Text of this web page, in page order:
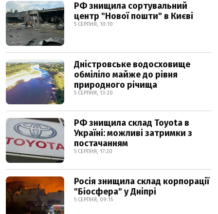
РФ знищила сортувальний
центр "Нової пошти" в Києві
5 СЕРПНЯ, 10:10
Дністровське водосховище
обміліло майже до рівня
природного річища
5 СЕРПНЯ, 13:20
РФ знищила склад Toyota в
Україні: можливі затримки з
постачанням
5 СЕРПНЯ, 17:20
Росія знищила склад корпорації
"Біосфера" у Дніпрі
5 СЕРПНЯ, 09:15